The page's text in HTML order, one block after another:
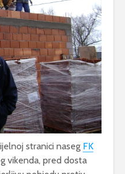
stranici naseg FK
vikenda, pred dosta